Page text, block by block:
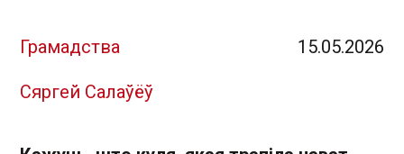
Грамадства 15.05.2026
Сяргей Салаўёў